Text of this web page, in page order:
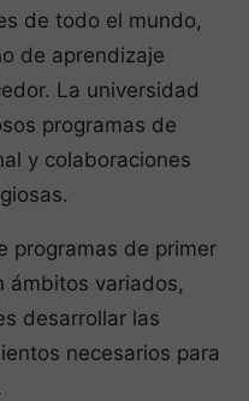
de todo el mundo,
de aprendizaje
La universidad
programas de
y colaboraciones
programas de primer
ámbitos variados,
desarrollar las
necesarios para